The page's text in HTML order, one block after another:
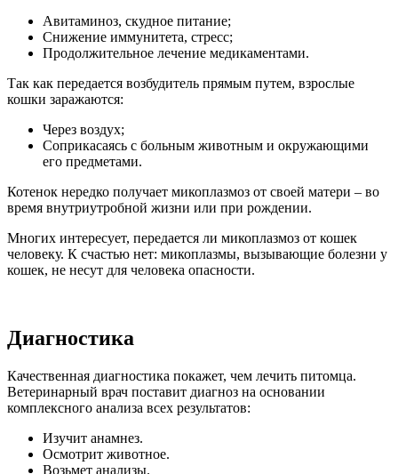
Авитаминоз, скудное питание;
Снижение иммунитета, стресс;
Продолжительное лечение медикаментами.
Так как передается возбудитель прямым путем, взрослые
кошки заражаются:
Через воздух;
Соприкасаясь с больным животным и окружающими
его предметами.
Котенок нередко получает микоплазмоз от своей матери – во
время внутриутробной жизни или при рождении.
Многих интересует, передается ли микоплазмоз от кошек
человеку. К счастью нет: микоплазмы, вызывающие болезни у
кошек, не несут для человека опасности.
Диагностика
Качественная диагностика покажет, чем лечить питомца.
Ветеринарный врач поставит диагноз на основании
комплексного анализа всех результатов:
Изучит анамнез.
Осмотрит животное.
Возьмет анализы.